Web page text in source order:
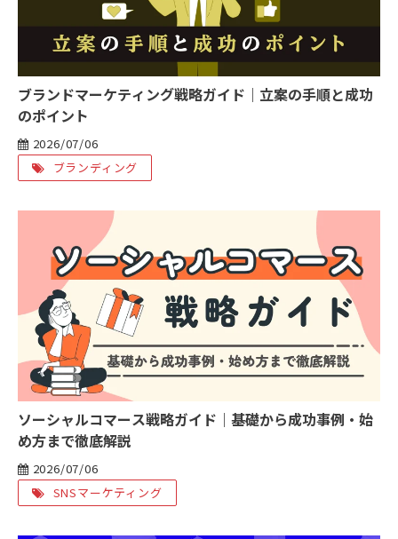
ブランドマーケティング戦略ガイド｜立案の手順と成功
のポイント
2026/07/06
ブランディング
ソーシャルコマース戦略ガイド｜基礎から成功事例・始
め方まで徹底解説
2026/07/06
SNSマーケティング